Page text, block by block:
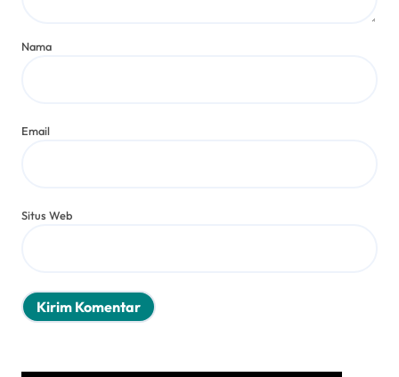
Nama
Email
Situs Web